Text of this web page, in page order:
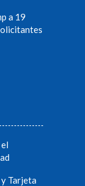
a 19
Tarjeta